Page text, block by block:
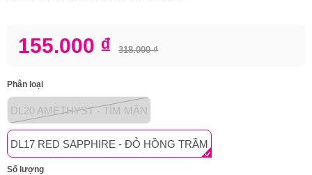
155.000 ₫ 318.000 ₫
Phân loại
DL20 AMETHYST - TÍM MẬN
DL17 RED SAPPHIRE - ĐỎ HỒNG TRẦM
Số lượng